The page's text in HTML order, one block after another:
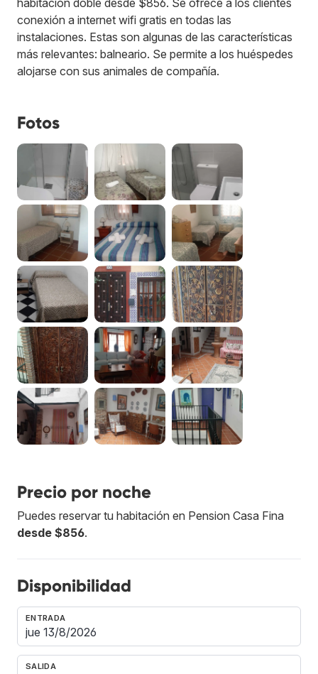
conexión a internet wifi gratis en todas las
instalaciones. Estas son algunas de las características
más relevantes: balneario. Se permite a los huéspedes
alojarse con sus animales de compañía.
Fotos
Precio por noche
Puedes reservar tu habitación en Pension Casa Fina
desde $856.
Disponibilidad
ENTRADA
SALIDA